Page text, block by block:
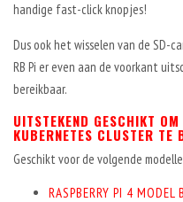
handige fast-click knopjes!
Dus ook het wisselen van de SD-
RB Pi er even aan de voorkant
bereikbaar.
UITSTEKEND GESCHIKT
KUBERNETES CLUSTER TE
Geschikt voor de volgende
RASPBERRY PI 4 MODEL B